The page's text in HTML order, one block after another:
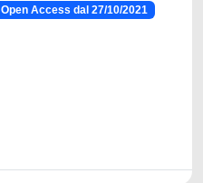
Open Access dal 27/10/2021